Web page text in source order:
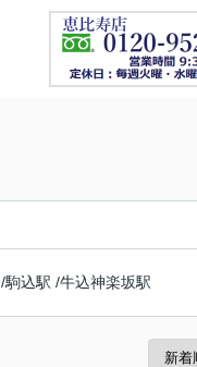
/駒込駅 /牛込神楽坂駅